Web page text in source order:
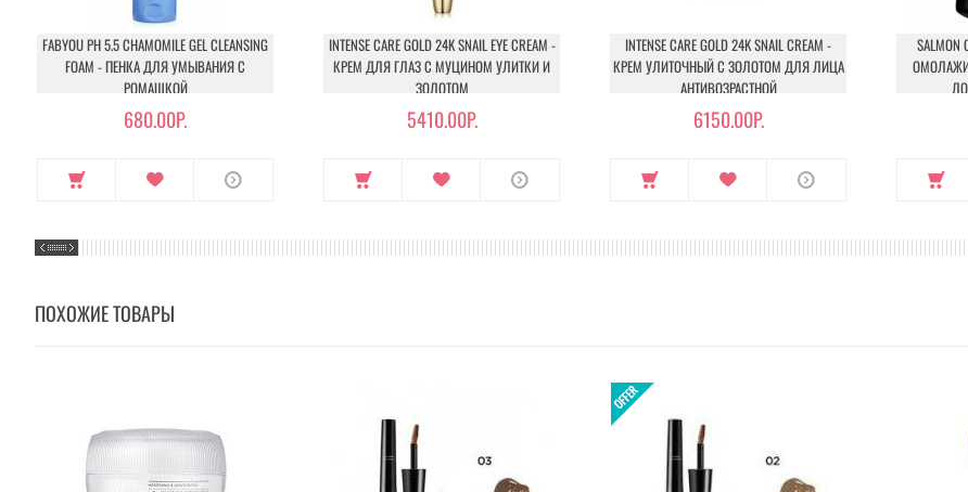
FABYOU PH 5.5 CHAMOMILE GEL CLEANSING
FOAM - ПЕНКА ДЛЯ УМЫВАНИЯ С
РОМАШКОЙ
680.00Р.
INTENSE CARE GOLD 24K SNAIL EYE CREAM -
КРЕМ ДЛЯ ГЛАЗ С МУЦИНОМ УЛИТКИ И
ЗОЛОТОМ
5410.00Р.
INTENSE CARE GOLD 24K SNAIL CREAM -
КРЕМ УЛИТОЧНЫЙ С ЗОЛОТОМ ДЛЯ ЛИЦА
АНТИВОЗРАСТНОЙ
6150.00Р.
SALMON
ПОХОЖИЕ ТОВАРЫ